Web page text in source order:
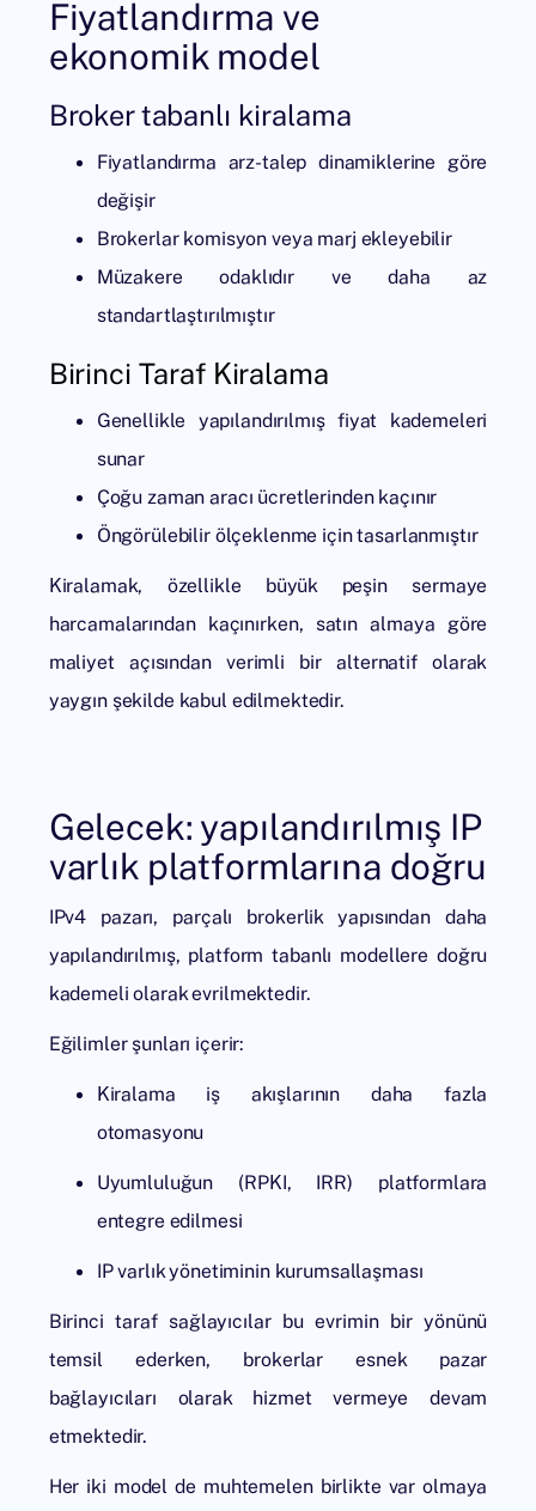
Fiyatlandırma ve
ekonomik model
Broker tabanlı kiralama
Fiyatlandırma arz-talep dinamiklerine göre
değişir
Brokerlar komisyon veya marj ekleyebilir
Müzakere odaklıdır ve daha az
standartlaştırılmıştır
Birinci Taraf Kiralama
Genellikle yapılandırılmış fiyat kademeleri
sunar
Çoğu zaman aracı ücretlerinden kaçınır
Öngörülebilir ölçeklenme için tasarlanmıştır
Kiralamak, özellikle büyük peşin sermaye
harcamalarından kaçınırken, satın almaya göre
maliyet açısından verimli bir alternatif olarak
yaygın şekilde kabul edilmektedir.
Gelecek: yapılandırılmış IP
varlık platformlarına doğru
IPv4 pazarı, parçalı brokerlik yapısından daha
yapılandırılmış, platform tabanlı modellere doğru
kademeli olarak evrilmektedir.
Eğilimler şunları içerir:
Kiralama iş akışlarının daha fazla
otomasyonu
Uyumluluğun (RPKI, IRR) platformlara
entegre edilmesi
IP varlık yönetiminin kurumsallaşması
Birinci taraf sağlayıcılar bu evrimin bir yönünü
temsil ederken, brokerlar esnek pazar
bağlayıcıları olarak hizmet vermeye devam
etmektedir.
Her iki model de muhtemelen birlikte var olmaya